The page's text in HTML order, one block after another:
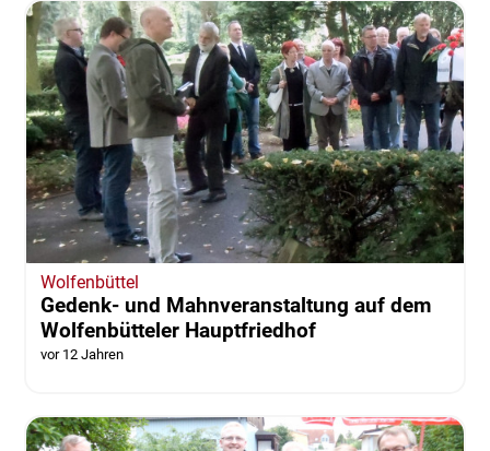
Wolfenbüttel
Gedenk- und Mahnveranstaltung auf dem
Wolfenbütteler Hauptfriedhof
vor 12 Jahren